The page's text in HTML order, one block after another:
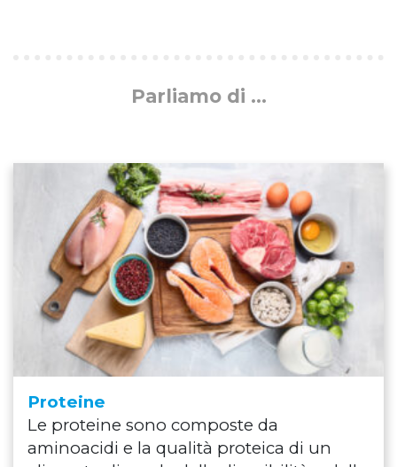
Parliamo di ...
Proteine
Le proteine sono composte da
aminoacidi e la qualità proteica di un